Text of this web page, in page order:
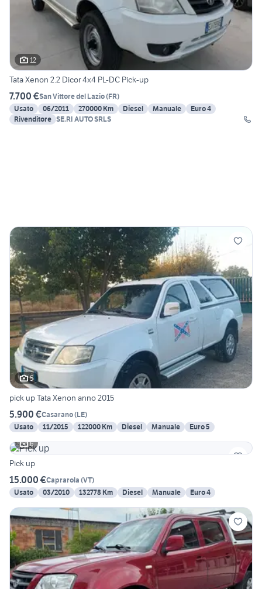
12
Tata Xenon 2.2 Dicor 4x4 PL-DC Pick-up
7.700 €San Vittore del Lazio(FR)
Usato
06/2011 270000 Km Diesel Manuale
Euro 4
Rivenditore SE.RI AUTO SRLS
5
pick up Tata Xenon anno 2015
5.900 €Casarano(LE)
Usato
11/2015 122000 Km Diesel Manuale
Euro 5
6
Pick up
15.000 €Caprarola (VT)
Usato
03/2010 132778 Km Diesel Manuale Euro 4